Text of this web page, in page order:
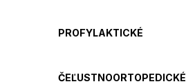
PROFYLAKTICKÉ
ČEĽUSTNOORTOPEDICKÉ